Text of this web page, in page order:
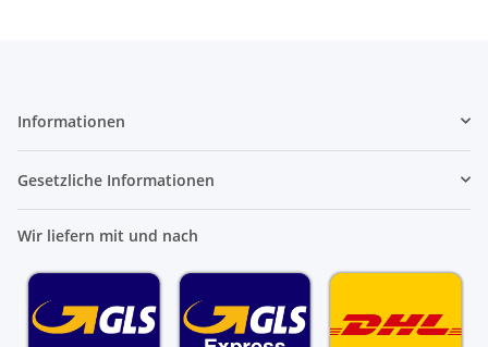
Informationen
Gesetzliche Informationen
Wir liefern mit und nach